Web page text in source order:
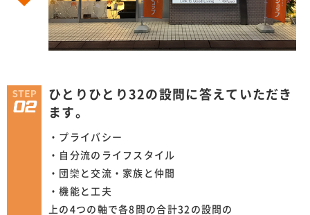
ひとりひとり32の設問に答えていただき
ます。
・プライバシー
・自分流のライフスタイル
・団欒と交流・家族と仲間
・機能と工夫
上の4つの軸で各8問の合計32の設問の